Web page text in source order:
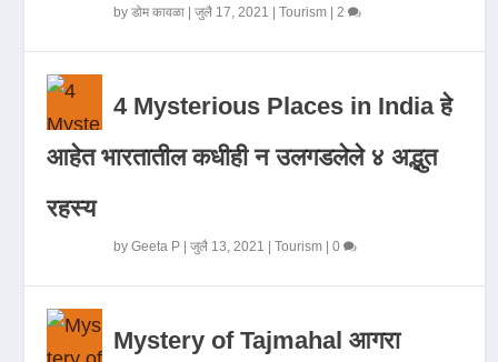
byडोम कावळा |जुलै 17, 2021 |Tourism |2
4 Mysterious Places in India हे
आहेत भारतातील कधीही न उलगडलेले ४ अद्भुत
रहस्य
byGeeta P |जुलै 13, 2021 |Tourism |0
Mystery of Tajmahal आगरा